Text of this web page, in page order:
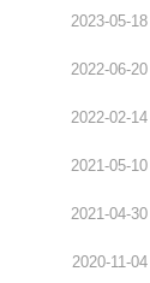
2023-05-18
2022-06-20
2022-02-14
2021-05-10
2021-04-30
2020-11-04